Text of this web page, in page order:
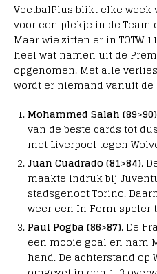
VoetbalPlus blikt elke week
voor een plekje in de Team
Maar wie zitten er in TOTW
heel wat namen uit de
opgenomen. Met alle
wordt er niemand vanuit
Mohammed Salah
van de beste cards tot
met Liverpool tegen
Juan Cuadrado (81>84).
maakte indruk bij
stadsgenoot Torino.
weer een In Form speler
Paul Pogba (86>87). De
een mooie goal en nam
hand. De achterstand op